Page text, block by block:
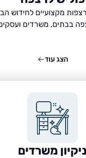
לחידוש הברק והיופי
משרדים ועסקים.
משרדים